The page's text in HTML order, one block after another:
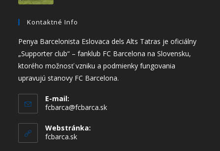
Kontaktné Info
Penya Barcelonista Eslovaca dels Alts Tatras je oficiálny
„Supporter club“ – fanklub FC Barcelona na Slovensku,
ktorého možnosť vzniku a podmienky fungovania
upravujú stanovy FC Barcelona.
E-mail:
fcbarca@fcbarca.sk
Webstránka:
fcbarca.sk